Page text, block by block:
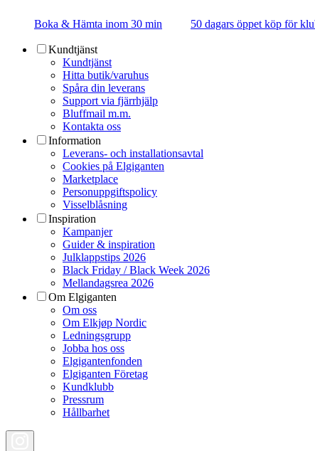
Boka & Hämta inom 30 min 50 dagars öppet köp för
Kundtjänst
Kundtjänst
Hitta butik/varuhus
Spåra din leverans
Support via fjärrhjälp
Bluffmail m.m.
Kontakta oss
Information
Leverans- och installationsavtal
Cookies på Elgiganten
Marketplace
Personuppgiftspolicy
Visselblåsning
Inspiration
Kampanjer
Guider & inspiration
Julklappstips 2026
Black Friday / Black Week 2026
Mellandagsrea 2026
Om Elgiganten
Om oss
Om Elkjøp Nordic
Ledningsgrupp
Jobba hos oss
Elgigantenfonden
Elgiganten Företag
Kundklubb
Pressrum
Hållbarhet